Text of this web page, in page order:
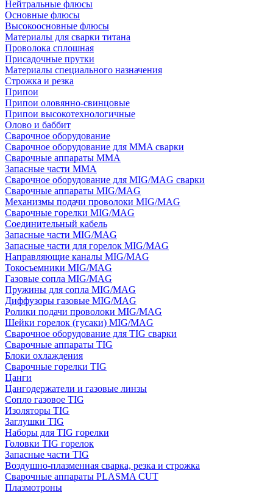
Нейтральные флюсы
Основные флюсы
Высокоосновные флюсы
Материалы для сварки титана
Проволока сплошная
Присадочные прутки
Материалы специального назначения
Строжка и резка
Припои
Припои оловянно-свинцовые
Припои высокотехнологичные
Олово и баббит
Сварочное оборудование
Сварочное оборудование для MMA сварки
Сварочные аппараты MMA
Запасные части MMA
Сварочное оборудование для MIG/MAG сварки
Сварочные аппараты MIG/MAG
Механизмы подачи проволоки MIG/MAG
Сварочные горелки MIG/MAG
Соединительный кабель
Запасные части MIG/MAG
Запасные части для горелок MIG/MAG
Направляющие каналы MIG/MAG
Токосъемники MIG/MAG
Газовые сопла MIG/MAG
Пружины для сопла MIG/MAG
Диффузоры газовые MIG/MAG
Ролики подачи проволоки MIG/MAG
Шейки горелок (гусаки) MIG/MAG
Сварочное оборудование для TIG сварки
Сварочные аппараты TIG
Блоки охлаждения
Сварочные горелки TIG
Цанги
Цангодержатели и газовые линзы
Сопло газовое TIG
Изоляторы TIG
Заглушки TIG
Наборы для TIG горелки
Головки TIG горелок
Запасные части TIG
Воздушно-плазменная сварка, резка и строжка
Сварочные аппараты PLASMA CUT
Плазмотроны